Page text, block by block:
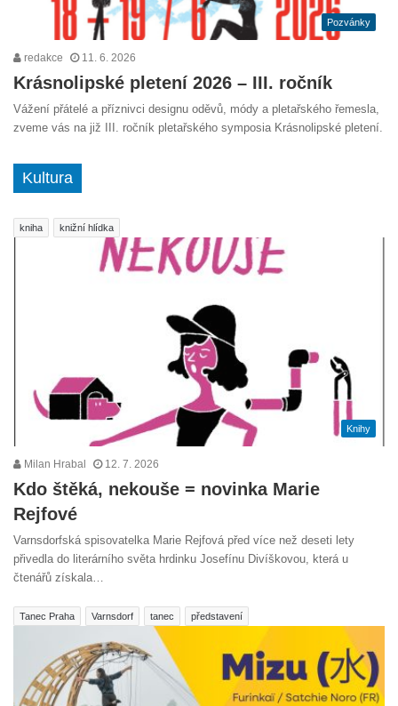
Pozvánky
redakce 11. 6. 2026
Krásnolipské pletení 2026 – III. ročník
Vážení přátelé a příznivci designu oděvů, módy a pletařského řemesla,
zveme vás na již III. ročník pletařského symposia Krásnolipské pletení.
Kultura
kniha knižní hlídka
Knihy
Milan Hrabal 12. 7. 2026
Kdo štěká, nekouše = novinka Marie
Rejfové
Varnsdorfská spisovatelka Marie Rejfová před více než deseti lety
přivedla do literárního světa hrdinku Josefínu Divíškovou, která u
čtenářů získala…
Tanec Praha Varnsdorf tanec představení